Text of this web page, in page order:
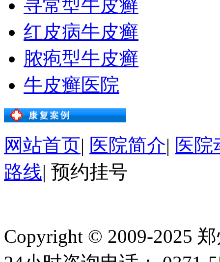
寻常型牛皮癣
红皮病牛皮癣
脓疱型牛皮癣
牛皮癣医院
网站首页| 医院简介| 医院
路线| 预约挂号
Copyright © 2009-2025